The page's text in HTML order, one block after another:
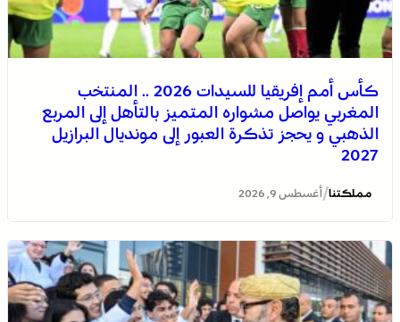
كأس أمم إفريقيا للسيدات 2026 .. المنتخب
المغربي يواصل مشواره المتميز بالتأهل إلى المربع
الذهبي و يحجز تذكرة العبور إلى مونديال البرازيل
2027
مملكتنا/ أغسطس 9, 2026
عيسى .. أصغر فرسان التبوريدة يحمل مشعل تراث عريق